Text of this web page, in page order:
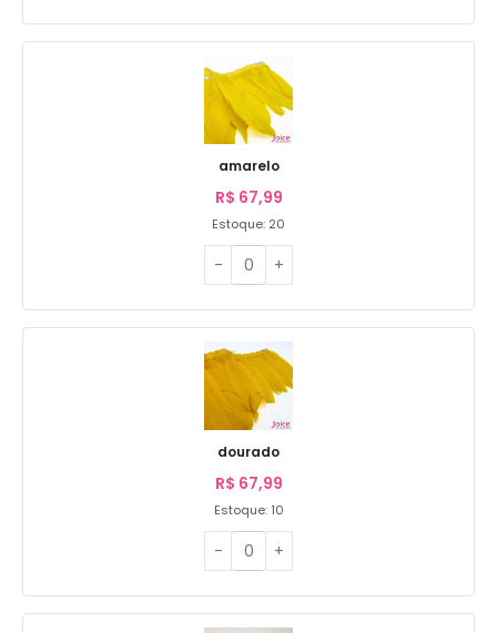
amarelo
R$ 67,99
Estoque: 20
dourado
R$ 67,99
Estoque: 10